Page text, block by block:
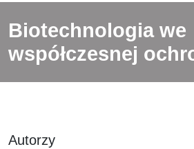
Biotechnologia we
współczesnej
Autorzy